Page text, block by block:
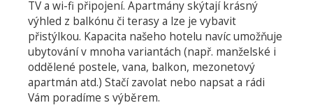
TV a wi-fi připojení. Apartmány skýtají krásný
výhled z balkónu či terasy a lze je vybavit
přistýlkou. Kapacita našeho hotelu navíc umožňuje
ubytování v mnoha variantách (např. manželské i
oddělené postele, vana, balkon, mezonetový
apartmán atd.) Stačí zavolat nebo napsat a rádi
Vám poradíme s výběrem.